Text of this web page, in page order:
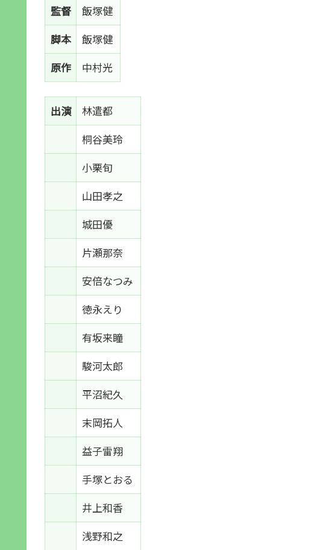
監督
飯塚健
脚本
飯塚健
原作
中村光
出演
林遣都
桐谷美玲
小栗旬
山田孝之
城田優
片瀬那奈
安倍なつみ
徳永えり
有坂来瞳
駿河太郎
平沼紀久
末岡拓人
益子雷翔
手塚とおる
井上和香
浅野和之